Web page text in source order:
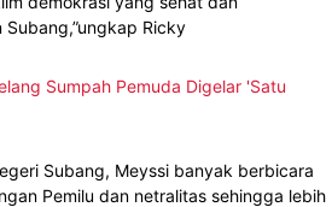
Ricky
Sumpah Pemuda Digelar 'Satu
Subang, Meyssi banyak berbicara
Pemilu dan netralitas sehingga lebih